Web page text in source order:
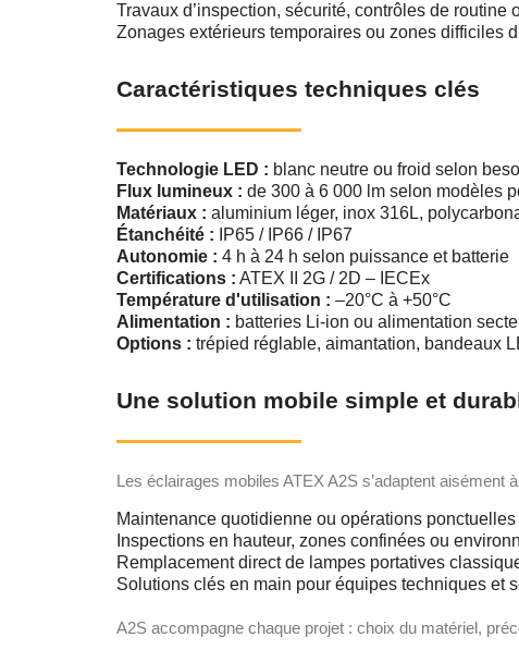
Travaux d’inspection, sécurité, contrôles de routine
Zonages extérieurs temporaires ou zones difficiles
Caractéristiques techniques clés
Technologie LED : blanc neutre ou froid selon
Flux lumineux : de 300 à 6 000 lm selon modèles
Matériaux : aluminium léger, inox 316L,
Étanchéité : IP65 / IP66 / IP67
Autonomie : 4 h à 24 h selon puissance et batterie
Certifications : ATEX II 2G / 2D – IECEx
Température d'utilisation : –20°C à +50°C
Alimentation : batteries Li-ion ou alimentation
Options : trépied réglable, aimantation, bandeaux
Une solution mobile simple et
Les éclairages mobiles ATEX A2S s’adaptent aisément
Maintenance quotidienne ou opérations ponctuelles
Inspections en hauteur, zones confinées ou
Remplacement direct de lampes portatives
Solutions clés en main pour équipes techniques et
A2S accompagne chaque projet : choix du matériel,